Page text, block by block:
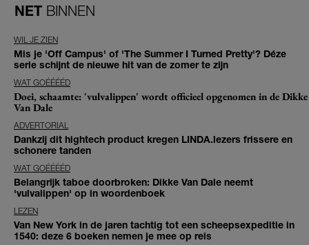
NET BINNEN
WIL JE ZIEN
Mis je 'Off Campus' of 'The Summer I Turned Pretty'? Déze
serie schijnt de nieuwe hit van de zomer te zijn
WAT GOÉÉÉÉD
Doei, schaamte: 'vulvalippen' wordt officieel opgenomen in de Dikke
Van Dale
ADVERTORIAL
Dankzij dit hightech product kregen LINDA.lezers frissere en
schonere tanden
WAT GOÉÉÉÉD
Belangrijk taboe doorbroken: Dikke Van Dale neemt
'vulvalippen' op in woordenboek
LEZEN
Van New York in de jaren tachtig tot een scheepsexpeditie in
1540: deze 6 boeken nemen je mee op reis